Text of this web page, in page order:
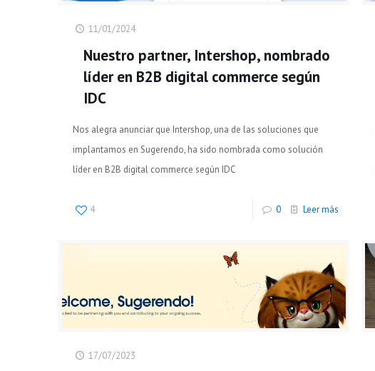
11/01/2024
Nuestro partner, Intershop, nombrado
líder en B2B digital commerce según
IDC
Nos alegra anunciar que Intershop, una de las soluciones que
implantamos en Sugerendo, ha sido nombrada como solución
líder en B2B digital commerce según IDC
4 0 Leer más
17/07/2023